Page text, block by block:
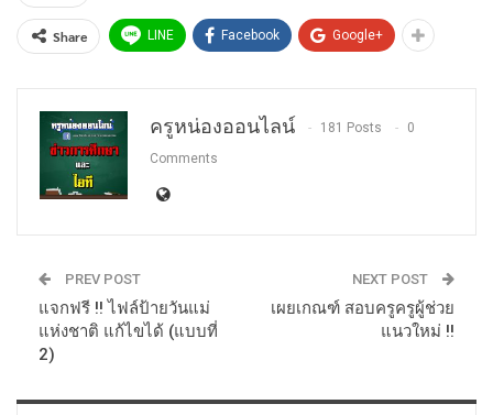
Share LINE Facebook Google+
ครูหน่องออนไลน์ 181 Posts
0
Comments
PREV POST
แจกฟรี !! ไฟล์ป้ายวันแม่
แห่งชาติ แก้ไขได้ (แบบที่
2)
NEXT POST
เผยเกณฑ์ สอบครูครูผู้ช่วย
แนวใหม่ !!